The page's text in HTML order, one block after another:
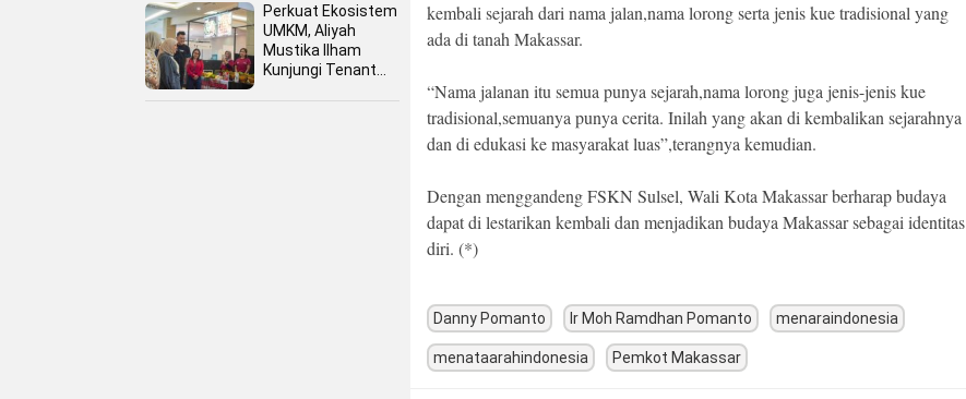
Perkuat Ekosistem
UMKM, Aliyah
Mustika Ilham
Kunjungi Tenant
kembali sejarah dari nama jalan,nama lorong serta jenis kue tradisional yang
ada di tanah Makassar.
“Nama jalanan itu semua punya sejarah,nama lorong juga jenis-jenis kue
tradisional,semuanya punya cerita. Inilah yang akan di kembalikan sejarahnya
dan di edukasi ke masyarakat luas”,terangnya kemudian.
Dengan menggandeng FSKN Sulsel, Wali Kota Makassar berharap budaya
dapat di lestarikan kembali dan menjadikan budaya Makassar sebagai identitas
diri. (*)
Danny Pomanto Ir Moh Ramdhan Pomanto menaraindonesia
menataarahindonesia Pemkot Makassar